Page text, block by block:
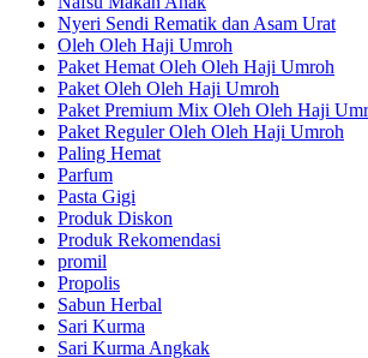
Nyeri Sendi Rematik dan Asam Urat
Oleh Oleh Haji Umroh
Paket Hemat Oleh Oleh Haji Umroh
Paket Oleh Oleh Haji Umroh
Paket Premium Mix Oleh Oleh Haji
Paket Reguler Oleh Oleh Haji Umroh
Paling Hemat
Parfum
Pasta Gigi
Produk Diskon
Produk Rekomendasi
promil
Propolis
Sabun Herbal
Sari Kurma
Sari Kurma Angkak